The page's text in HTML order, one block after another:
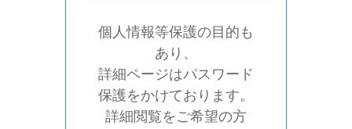
個人情報等保護の目的も
あり、
詳細ページはパスワード
保護をかけております。
詳細閲覧をご希望の方